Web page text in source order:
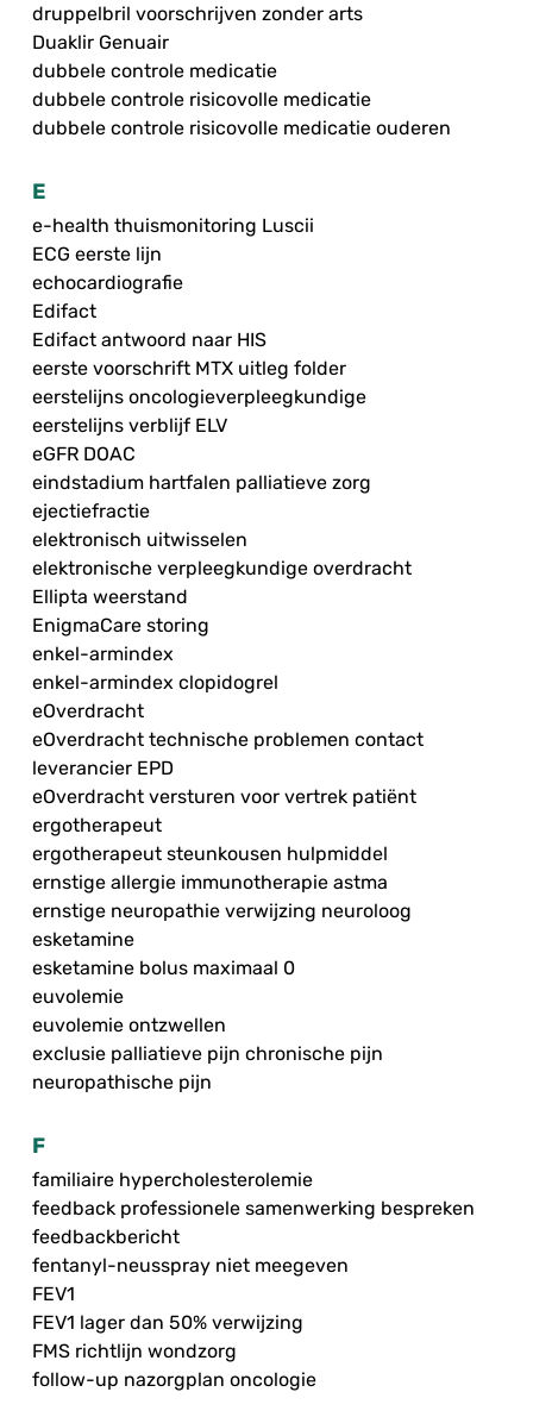
druppelbril voorschrijven zonder arts
Duaklir Genuair
dubbele controle medicatie
dubbele controle risicovolle medicatie
dubbele controle risicovolle medicatie ouderen
E
e-health thuismonitoring Luscii
ECG eerste lijn
echocardiografie
Edifact
Edifact antwoord naar HIS
eerste voorschrift MTX uitleg folder
eerstelijns oncologieverpleegkundige
eerstelijns verblijf ELV
eGFR DOAC
eindstadium hartfalen palliatieve zorg
ejectiefractie
elektronisch uitwisselen
elektronische verpleegkundige overdracht
Ellipta weerstand
EnigmaCare storing
enkel-armindex
enkel-armindex clopidogrel
eOverdracht
eOverdracht technische problemen contact
leverancier EPD
eOverdracht versturen voor vertrek patiënt
ergotherapeut
ergotherapeut steunkousen hulpmiddel
ernstige allergie immunotherapie astma
ernstige neuropathie verwijzing neuroloog
esketamine
esketamine bolus maximaal 0
euvolemie
euvolemie ontzwellen
exclusie palliatieve pijn chronische pijn
neuropathische pijn
F
familiaire hypercholesterolemie
feedback professionele samenwerking bespreken
feedbackbericht
fentanyl-neusspray niet meegeven
FEV1
FEV1 lager dan 50% verwijzing
FMS richtlijn wondzorg
follow-up nazorgplan oncologie